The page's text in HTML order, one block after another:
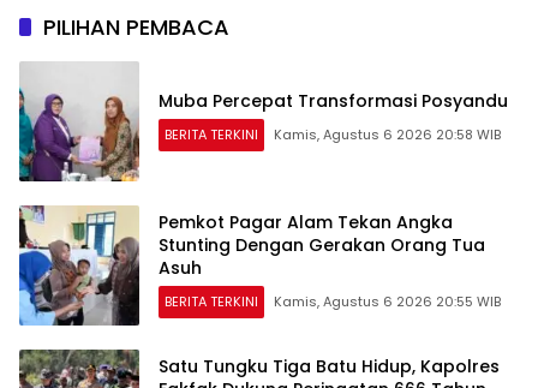
PILIHAN PEMBACA
Muba Percepat Transformasi Posyandu
BERITA TERKINI Kamis, Agustus 6 2026 20:58 WIB
Pemkot Pagar Alam Tekan Angka
Stunting Dengan Gerakan Orang Tua
Asuh
BERITA TERKINI Kamis, Agustus 6 2026 20:55 WIB
Satu Tungku Tiga Batu Hidup, Kapolres